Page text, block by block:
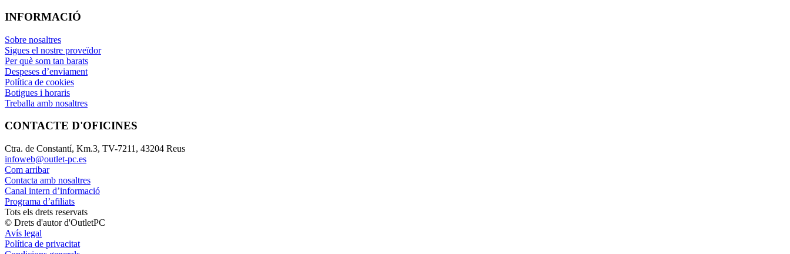
INFORMACIÓ
Sobre nosaltres
Sigues el nostre proveïdor
Per què som tan barats
Despeses d’enviament
Política de cookies
Botigues i horaris
Treballa amb nosaltres
CONTACTE D'OFICINES
Ctra. de Constantí, Km.3, TV-7211, 43204 Reus
infoweb@outlet-pc.es
Com arribar
Contacta amb nosaltres
Canal intern d’informació
Programa d’afiliats
Tots els drets reservats
© Drets d'autor d'OutletPC
Avís legal
Política de privacitat